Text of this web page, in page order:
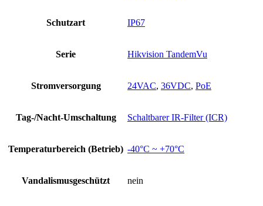
Schutzart IP67
Serie Hikvision TandemVu
Stromversorgung 24VAC, 36VDC, PoE
Tag-/Nacht-Umschaltung Schaltbarer IR-Filter (ICR)
Temperaturbereich (Betrieb) -40°C ~ +70°C
Vandalismusgeschützt nein